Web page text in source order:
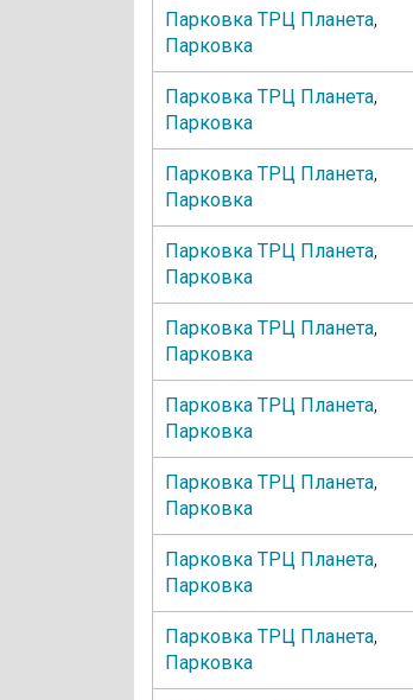
Парковка ТРЦ Планета,
Парковка
Парковка ТРЦ Планета,
Парковка
Парковка ТРЦ Планета,
Парковка
Парковка ТРЦ Планета,
Парковка
Парковка ТРЦ Планета,
Парковка
Парковка ТРЦ Планета,
Парковка
Парковка ТРЦ Планета,
Парковка
Парковка ТРЦ Планета,
Парковка
Парковка ТРЦ Планета,
Парковка